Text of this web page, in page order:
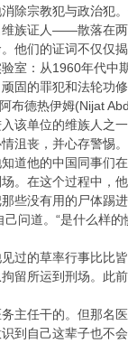
除宗教犯与政治犯
族证人——散落在
他们的证词不仅仅
室：从1960年代
固的罪犯和法轮功
布德热伊姆(Nijat
该单位的维族人之
沮丧，并心存警惕。
道他的中国同事们
。在这个过程中，
些没有用的尸体踢
问道。“是什么样的
过的草率行事比比皆
留所运到刑场。此
主任干的。但那名
到自己这辈子也不